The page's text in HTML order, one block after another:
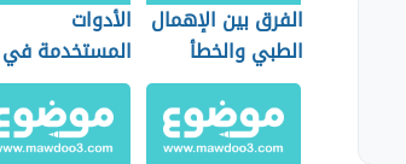
الفرق بين الإهمال
الطبي والخطأ
الطبي
الأدوات
المستخدمة في
طب النساء
والتوليد